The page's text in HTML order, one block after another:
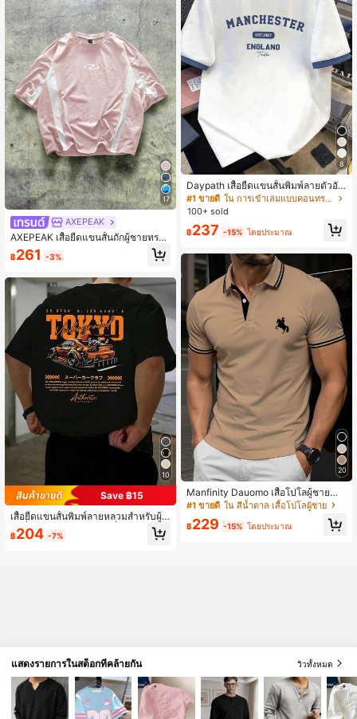
17
AXEPEAK
AXEPEAK เสื้อยืดแขนสั้นถักผู้ชายทรงห
ลวมลำลอง ปะติดปะต่อ เหมาะสำหรับใ
ส่ในชีวิตประจำวันสำหรับวัยรุ่น สไตล์ส
฿261 -3%
10
Save ฿15
เสื้อยืดแขนสั้นพิมพ์ลายหลวมสำหรับผู้ช
ายที่มีสไตล์ การออกแบบที่ประณีต จำเ
ป็นสำหรับฤดูร้อน ใส่ง่าย เผยความมีสไ
฿204 -7%
8
Daypath เสื้อยืดแขนสั้นพิมพ์ลายตัวอัก
ษรและสโลแกนตัดขอบสีตัดกันสำหรับผู้
ชาย, ลำลองและทันสมัย
#1 ขายดี
ใน การเข้าเล่มแบบคอนทราสต์ เสื้อยืดผู้ชาย
100+ sold
฿237 -15% โดยประมาณ
20
Manfinity Dauomo เสื้อโปโลผู้ชายสำ
หรับฤดูร้อน, ลุคธุรกิจลำลอง, เสน่ห์ของ
ผู้ชายวัยผู้ใหญ่, ดีไซน์มีลวดลาย, ลายพิ
มพ์รูปม้า, ไอเทมที่ผู้ชายต้องมี, ดึงดูดทุ
#1 ขายดี ใน สีน้ำตาล เสื้อโปโลผู้ชาย
฿229 -15% โดยประมาณ
แสดงรายการในสต็อกที่คล้ายกัน วิวทั้งหมด